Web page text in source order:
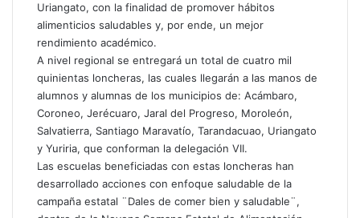
p
o
r
c
o
r
r
e
o
e
l
e
Uriangato, con la finalidad de promover hábitos
alimenticios saludables y, por ende, un mejor
rendimiento académico.
A nivel regional se entregará un total de cuatro mil
quinientas loncheras, las cuales llegarán a las manos de
alumnos y alumnas de los municipios de: Acámbaro,
Coroneo, Jerécuaro, Jaral del Progreso, Moroleón,
Salvatierra, Santiago Maravatío, Tarandacuao, Uriangato
y Yuriria, que conforman la delegación VII.
Las escuelas beneficiadas con estas loncheras han
desarrollado acciones con enfoque saludable de la
campaña estatal ¨Dales de comer bien y saludable¨,